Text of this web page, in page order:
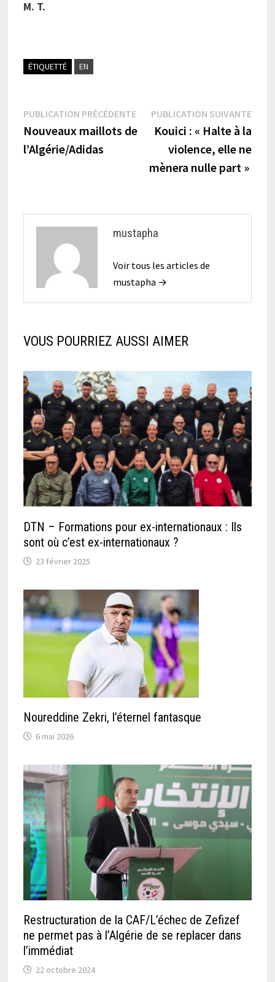
M. T.
ÉTIQUETTÉ EN
Navigation
de
l’article
PUBLICATION PRÉCÉDENTEPublication
précédente :
Nouveaux maillots de
l’Algérie/Adidas
PUBLICATION SUIVANTE
Kouici : « Halte à la
violence, elle ne
mènera nulle part »
mustapha
Voir tous les articles de
mustapha →
VOUS POURRIEZ AUSSI AIMER
DTN – Formations pour ex-internationaux : Ils
sont où c’est ex-internationaux ?
23 février 2025
Noureddine Zekri, l’éternel fantasque
6 mai 2026
Restructuration de la CAF/L’échec de Zefizef
ne permet pas à l’Algérie de se replacer dans
l’immédiat
22 octobre 2024